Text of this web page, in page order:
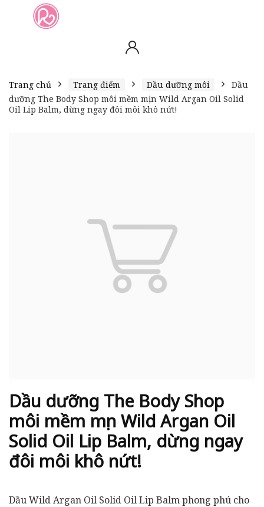
Trang chủ Trang điểm Dầu dưỡng môi
Dầu
dưỡng The Body Shop môi mềm mịn Wild Argan Oil Solid
Oil Lip Balm, dừng ngay đôi môi khô nứt!
Dầu dưỡng The Body Shop
môi mềm mịn Wild Argan Oil
Solid Oil Lip Balm, dừng ngay
đôi môi khô nứt!
Dầu Wild Argan Oil Solid Oil Lip Balm phong phú cho